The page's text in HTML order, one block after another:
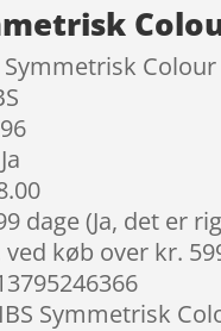
Symmetrisk
dage (Ja, det er
ved køb over kr.
Symmetrisk